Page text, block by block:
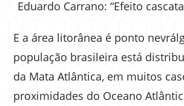
Eduardo Carrano: “Efeito
E a área litorânea é ponto
população brasileira está
da Mata Atlântica, em muitos
proximidades do Oceano